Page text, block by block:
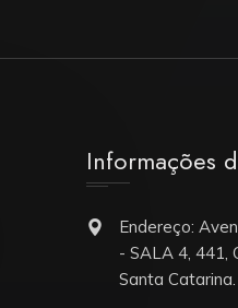
Informações
Endereço:
- SALA 4, 441,
Santa Catarina.